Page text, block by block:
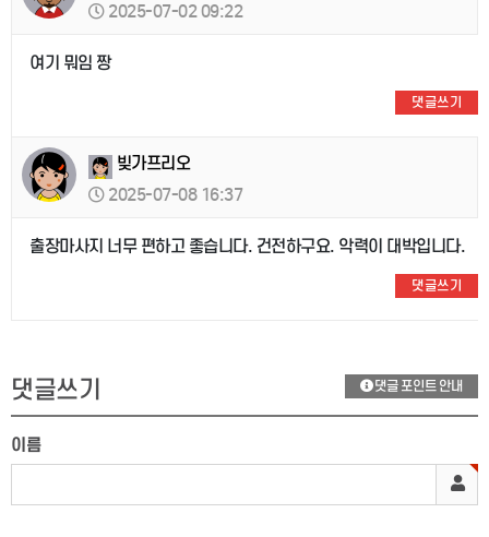
2025-07-02 09:22
여기 뭐임 짱
댓글쓰기
빚가프리오
2025-07-08 16:37
출장마사지 너무 편하고 좋습니다. 건전하구요. 악력이 대박입니다.
댓글쓰기
댓글쓰기 댓글 포인트 안내
이름